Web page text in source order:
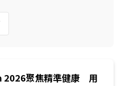
2026聚焦精準健康 用